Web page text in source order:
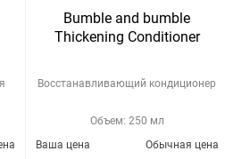
Bumble and bumble
Thickening Conditioner
Восстанавливающий кондиционер
Объем: 250 мл
Обычная цена
Ваша цена